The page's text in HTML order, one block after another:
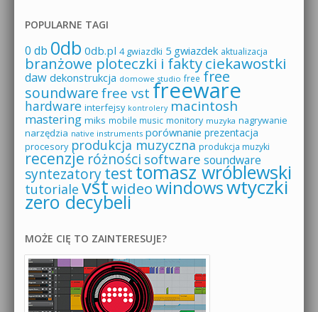
POPULARNE TAGI
0 db 0db 0db.pl 4 gwiazdki 5 gwiazdek aktualizacja
branżowe ploteczki i faktyciekawostki
daw dekonstrukcja domowe studio free free
soundware free vst freeware
hardware interfejsy kontrolery macintosh
mastering miks mobile music monitory muzyka nagrywanie
narzędzia native instruments porównanie prezentacja
procesory produkcja muzyczna produkcja muzyki
recenzje różności software soundware
syntezatorytesttomasz wróblewski
tutoriale vstwideowindowswtyczki
zero decybeli
MOŻE CIĘ TO ZAINTERESUJE?